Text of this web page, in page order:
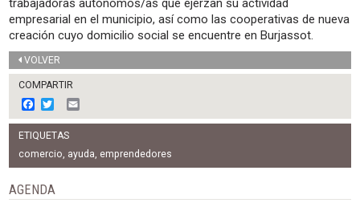
trabajadoras autónomos/as que ejerzan su actividad
empresarial en el municipio, así como las cooperativas de nueva
creación cuyo domicilio social se encuentre en Burjassot.
VOLVER
COMPARTIR
F
a
c
e
b
o
o
k
w
i
t
t
e
m
l
ETIQUETAS
comercio, ayuda, emprendedores
AGENDA